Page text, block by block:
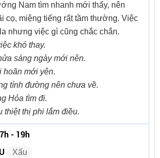
Nam tìm nhanh mới thấy, nên
cọ, miệng tiếng rất tầm thường. Việc
nhưng việc gì cũng chắc chắn.
khó thay.
sáng ngày mới nên.
hoãn mới yên.
tính đường nên chưa về.
Hỏa tìm đi.
thiệt thị phi lắm điều.
- 19h
Xấu